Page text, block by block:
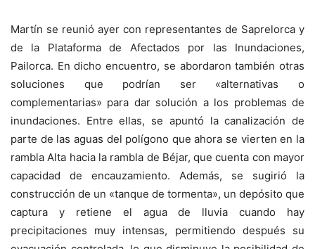
Martín se reunió ayer con representantes de Saprelorca y
de la Plataforma de Afectados por las Inundaciones,
Pailorca. En dicho encuentro, se abordaron también otras
soluciones que podrían ser «alternativas o
complementarias» para dar solución a los problemas de
inundaciones. Entre ellas, se apuntó la canalización de
parte de las aguas del polígono que ahora se vierten en la
rambla Alta hacia la rambla de Béjar, que cuenta con mayor
capacidad de encauzamiento. Además, se sugirió la
construcción de un «tanque de tormenta», un depósito que
captura y retiene el agua de lluvia cuando hay
precipitaciones muy intensas, permitiendo después su